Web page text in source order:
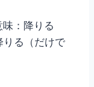
：降りる
りる（だけで